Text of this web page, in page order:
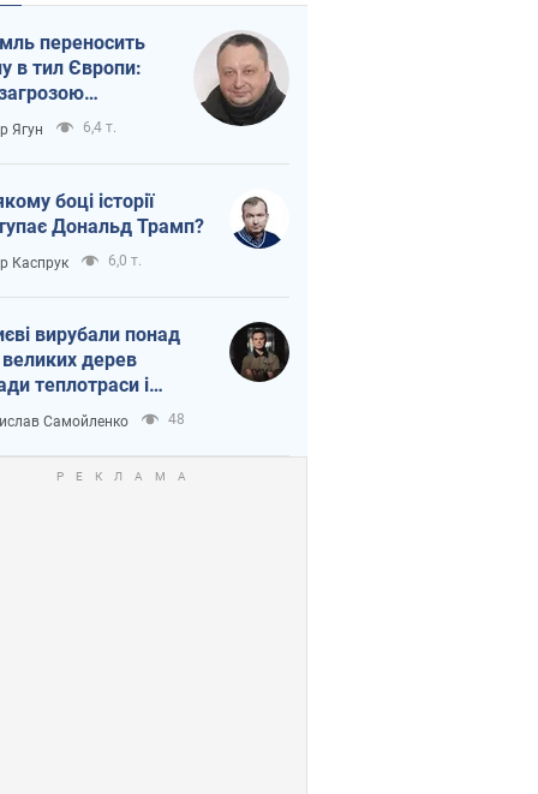
переносить
в тил Європи:
логістика
Ягун 6,4 т.
боці історії
Дональд Трамп?
Каспрук 6,0 т.
вирубали понад
дерев
теплотраси і
Генплану
Самойленко 48